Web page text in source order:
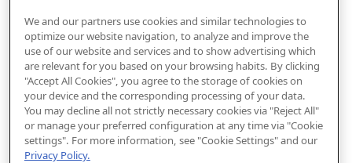
We and our partners use cookies and similar technologies to
optimize our website navigation, to analyze and improve the
use of our website and services and to show advertising which
are relevant for you based on your browsing habits. By clicking
"Accept All Cookies", you agree to the storage of cookies on
your device and the corresponding processing of your data.
You may decline all not strictly necessary cookies via "Reject All"
or manage your preferred configuration at any time via "Cookie
settings". For more information, see "Cookie Settings" and our
Privacy Policy.